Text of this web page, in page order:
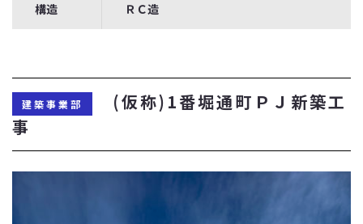
構造 ＲＣ造
建築事業部
(仮称)1番堀通町ＰＪ新築工
事